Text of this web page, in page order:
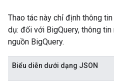
Thao tác này chỉ định thông
dụ: đối với BigQuery, thông
nguồn BigQuery.
Biểu diễn dưới dạng JSON